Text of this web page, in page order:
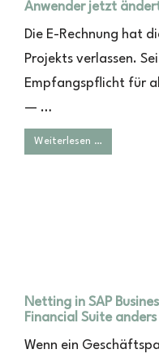
Anwender jetzt
Die E-Rechnung hat
Projekts verlassen.
Empfangspflicht für
— …
Weiterlesen …
Netting in SAP
Financial Suite
Wenn ein